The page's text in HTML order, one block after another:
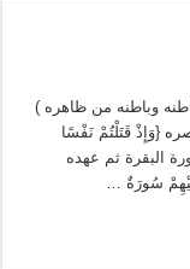
وباطنه من ظاهره )
{وَإِذْ قَتَلْتُمْ نَفْسًا
مُخْرِجٌ مَا كُنْتُمْ تَكْتُمُونَ (72) } سورة البقرة ثم عهده
سُورَةٌ …